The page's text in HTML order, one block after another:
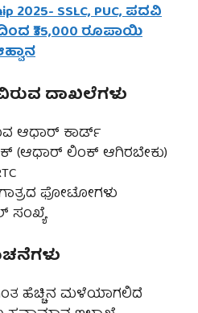
2025- SSLC, PUC, ಪದವಿ
₹35,000 ರೂಪಾಯಿ
ದಾಖಲೆಗಳು
ಆಧಾರ್ ಕಾರ್ಡ್
(ಆಧಾರ್ ಲಿಂಕ್ ಆಗಿರಬೇಕು)
ಫೋಟೋಗಳು
ಸಂಖ್ಯೆ
ಹೆಚ್ಚಿನ ಮಳೆಯಾಗಲಿದೆ